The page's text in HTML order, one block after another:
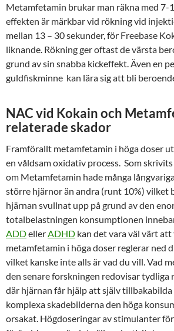
Metamfetamin brukar man räkna med 7-
effekten är märkbar vid rökning vid
mellan 13 – 30 sekunder, för Freebase
liknande. Rökning ger oftast de värsta
grund av sin snabba kickeffekt. Även en
guldfiskminne kan lära sig att bli
NAC vid Kokain och
relaterade skador
Framförallt metamfetamin i höga doser
en våldsam oxidativ process. Som
om Metamfetamin hade många
större hjärnor än andra (runt 10%) vilket
hjärnan svullnat upp på grund av den
totalbelastningen konsumptionen
ADDellerADHD kan det vara väl värt
metamfetamin i höga doser reglerar ned
vilket kanske inte alls är vad du vill. Vad
den senare forskningen redovisar tydliga
där hjärnan får hjälp att själv tillbakabilda
komplexa skadebilderna den höga
orsakat. Högdoseringar av stimulanter